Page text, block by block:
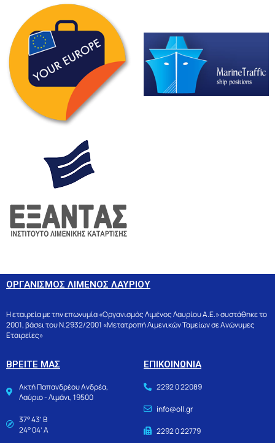
ΟΡΓΑΝΙΣΜΟΣ ΛΙΜΕΝΟΣ ΛΑΥΡΙΟΥ
Η εταιρεία με την επωνυμία «Οργανισμός Λιμένος Λαυρίου Α.Ε.» συστάθηκε το
2001, βάσει του Ν.2932/2001 «Μετατροπή Λιμενικών Ταμείων σε Ανώνυμες
Εταιρείες»
ΒΡΕΙΤΕ ΜΑΣ
Ακτή Παπανδρέου Ανδρέα,
Λαύριο - Λιμάνι, 19500
37° 43’ Β
24° 04’ Α
ΕΠΙΚΟΙΝΩΝΙΑ
2292 0 22089
info@oll.gr
2292 0 22779